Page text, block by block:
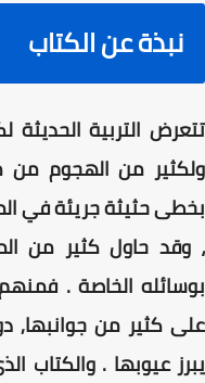
نبذة عن الكتاب
تتعرض التربية
ولكثير من الهجوم من
بخطى حثيثة جريئة في
، وقد حاول كثير من
بوسائله الخاصة .
على كثير من جوانبها,
يبرز عيوبها . والكتاب